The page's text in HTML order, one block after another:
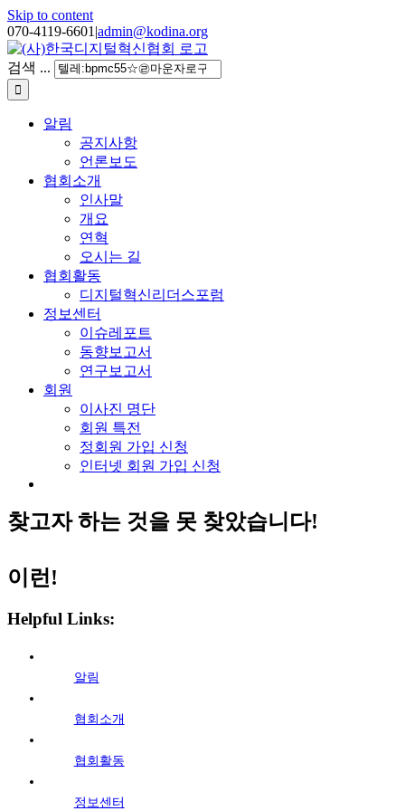
Skip to content
070-4119-6601 |admin@kodina.org
검색 ...
알림
공지사항
언론보도
협회소개
인사말
개요
연혁
오시는 길
협회활동
디지털혁신리더스포럼
정보센터
이슈레포트
동향보고서
연구보고서
회원
이사진 명단
회원 특전
정회원 가입 신청
인터넷 회원 가입 신청
찾고자 하는 것을 못 찾았습니다!
이런!
Helpful Links:
알림
협회소개
협회활동
정보센터